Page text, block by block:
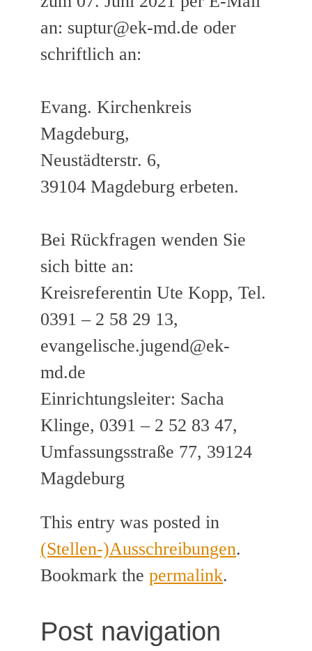
an: suptur@ek-md.de oder
schriftlich an:
Evang. Kirchenkreis
Magdeburg,
Neustädterstr. 6,
39104 Magdeburg erbeten.
Bei Rückfragen wenden Sie
sich bitte an:
Kreisreferentin Ute Kopp, Tel.
0391 – 2 58 29 13,
evangelische.jugend@ek-
md.de
Einrichtungsleiter: Sacha
Klinge, 0391 – 2 52 83 47,
Umfassungsstraße 77, 39124
Magdeburg
This entry was posted in
(Stellen-)Ausschreibungen.
Bookmark the permalink.
Post navigation